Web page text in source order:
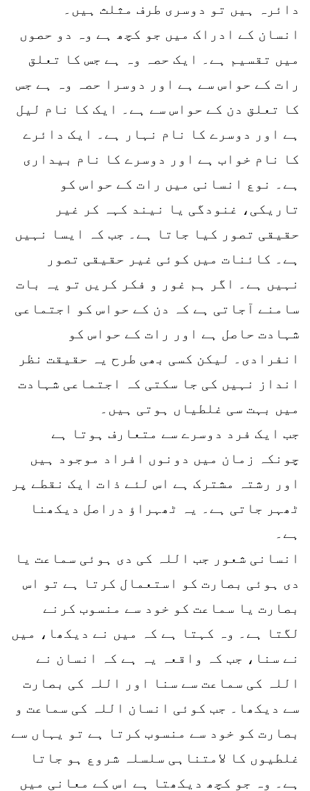
دائرہ ہیں تو دوسری طرف مثلث ہیں۔
انسان کے ادراک میں جو کچھ ہے وہ دو حصوں
میں تقسیم ہے۔ ایک حصہ وہ ہے جس کا تعلق
رات کے حواس سے ہے اور دوسرا حصہ وہ ہے جس
کا تعلق دن کے حواس سے ہے۔ ایک کا نام لیل
ہے اور دوسرے کا نام نہار ہے۔ ایک دائرے
کا نام خواب ہے اور دوسرے کا نام بیداری
ہے۔ نوع انسانی میں رات کے حواس کو
تاریکی، غنودگی یا نیند کہہ کر غیر
حقیقی تصور کیا جاتا ہے۔ جب کہ ایسا نہیں
ہے۔ کائنات میں کوئی غیر حقیقی تصور
نہیں ہے۔ اگر ہم غور و فکر کریں تو یہ بات
سامنے آجاتی ہے کہ دن کے حواس کو اجتماعی
شہادت حاصل ہے اور رات کے حواس کو
انفرادی۔ لیکن کسی بھی طرح یہ حقیقت نظر
انداز نہیں کی جا سکتی کہ اجتماعی شہادت
میں بہت سی غلطیاں ہوتی ہیں۔
جب ایک فرد دوسرے سے متعارف ہوتا ہے
چونکہ زمان میں دونوں افراد موجود ہیں
اور رشتہ مشترک ہے اس لئے ذات ایک نقطے پر
ٹھہر جاتی ہے۔ یہ ٹھہراؤ دراصل دیکھنا
ہے۔
انسانی شعور جب اللہ کی دی ہوئی سماعت یا
دی ہوئی بصارت کو استعمال کرتا ہے تو اس
بصارت یا سماعت کو خود سے منسوب کرنے
لگتا ہے۔ وہ کہتا ہے کہ میں نے دیکھا، میں
نے سنا، جب کہ واقعہ یہ ہے کہ انسان نے
اللہ کی سماعت سے سنا اور اللہ کی بصارت
سے دیکھا۔ جب کوئی انسان اللہ کی سماعت و
بصارت کو خود سے منسوب کرتا ہے تو یہاں سے
غلطیوں کا لامتناہی سلسلہ شروع ہو جاتا
ہے۔ وہ جو کچھ دیکھتا ہے اس کے معانی میں